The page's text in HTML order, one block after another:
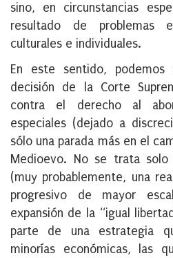
sino, en circunstancias
resultado de problemas
culturales e individuales.
En este sentido,
decisión de la Corte
contra el derecho al
especiales (dejado a
sólo una parada más en el
Medioevo. No se trata solo
(muy probablemente, una
progresivo de mayor
expansión de la “igual
parte de una estrategia
minorías económicas, las